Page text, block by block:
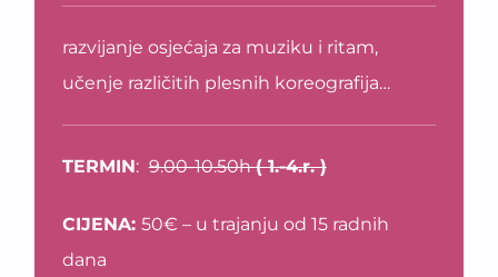
razvijanje osjećaja za muziku i ritam,
učenje različitih plesnih koreografija…
TERMIN: 9.00-10.50h( 1.-4.r. )
CIJENA: 50€ – u trajanju od 15 radnih
dana